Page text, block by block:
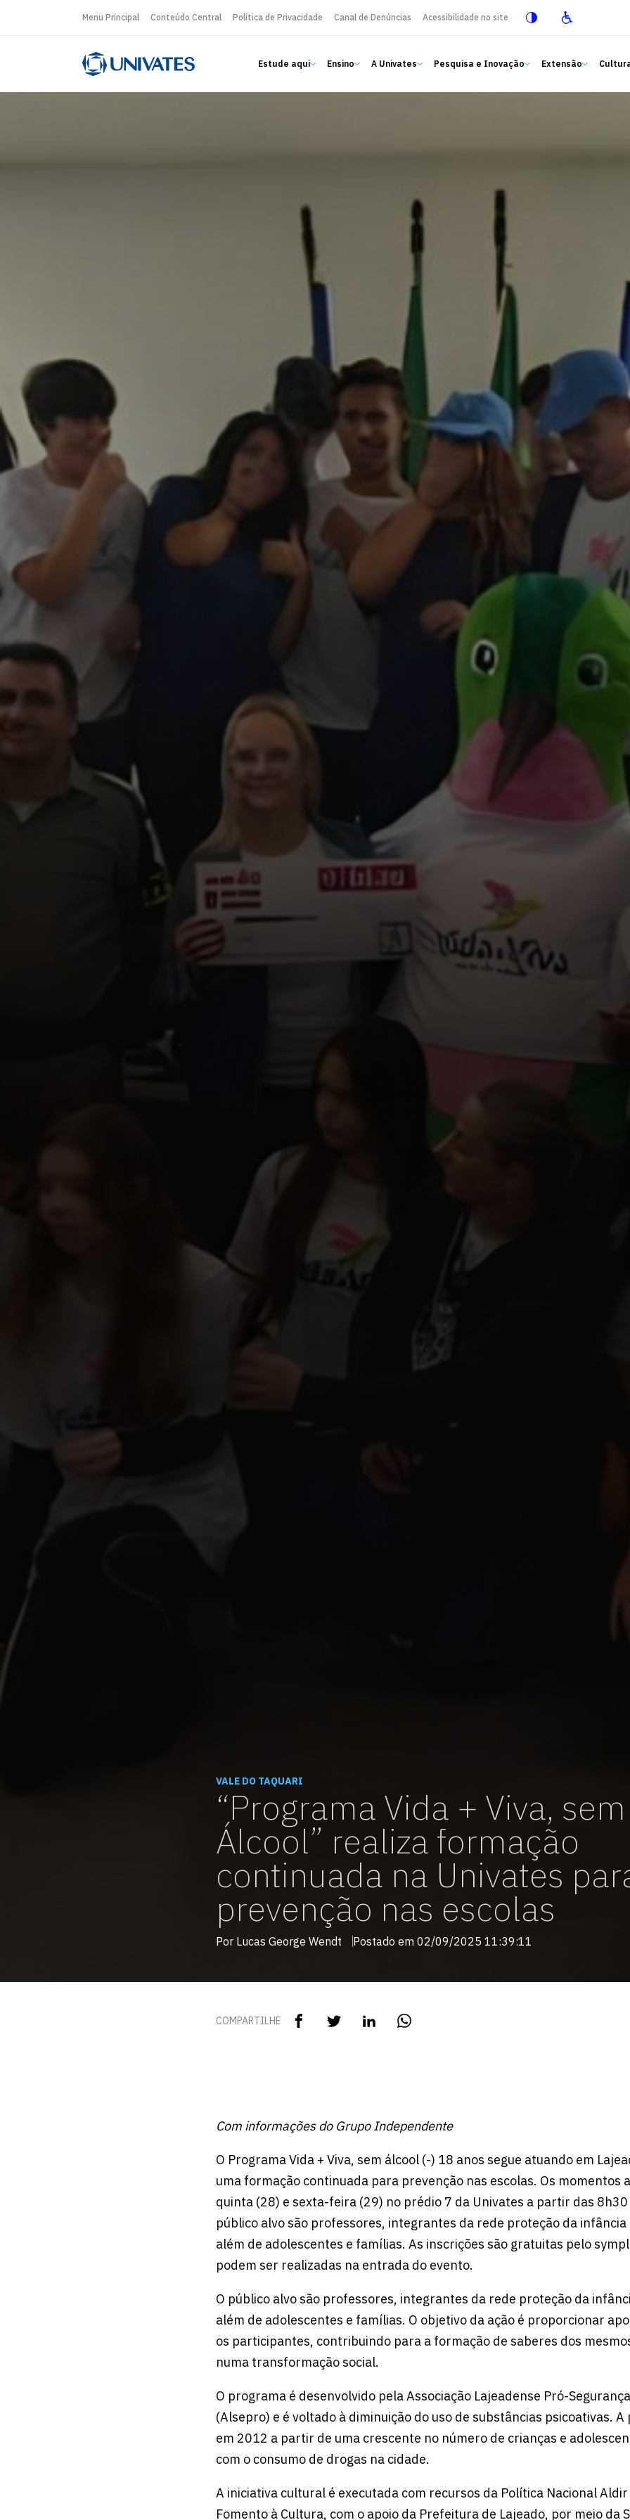
Menu Principal Conteúdo Central Política de Privacidade Canal de Denúncias Acessibilidade no site
Estude aqui Ensino A Univates Pesquisa e Inovação Extensão
VALE DO TAQUARI
“Programa Vida + Viva, sem
Álcool” realiza formação
continuada na Univates
prevenção nas escolas
Por Lucas George Wendt Postado em 02/09/2025 11:39:11
COMPARTILHE
Com informações do Grupo Independente
O Programa Vida + Viva, sem álcool (-) 18 anos segue atuando em
uma formação continuada para prevenção nas escolas. Os momentos
quinta (28) e sexta-feira (29) no prédio 7 da Univates a partir das 8h30
público alvo são professores, integrantes da rede proteção da
além de adolescentes e famílias. As inscrições são gratuitas pelo
podem ser realizadas na entrada do evento.
O público alvo são professores, integrantes da rede proteção da
além de adolescentes e famílias. O objetivo da ação é proporcionar
os participantes, contribuindo para a formação de saberes dos
numa transformação social.
O programa é desenvolvido pela Associação Lajeadense Pró-
(Alsepro) e é voltado à diminuição do uso de substâncias psicoativas.
em 2012 a partir de uma crescente no número de crianças e
com o consumo de drogas na cidade.
A iniciativa cultural é executada com recursos da Política Nacional
Fomento à Cultura, com o apoio da Prefeitura de Lajeado, por meio da